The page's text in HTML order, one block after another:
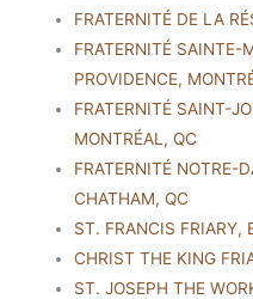
FRATERNITÉ DE LA
FRATERNITÉ SAINTE-
PROVIDENCE,
FRATERNITÉ SAINT-
MONTRÉAL, QC
FRATERNITÉ NOTRE-
CHATHAM, QC
ST. FRANCIS FRIARY,
CHRIST THE KING
ST. JOSEPH THE